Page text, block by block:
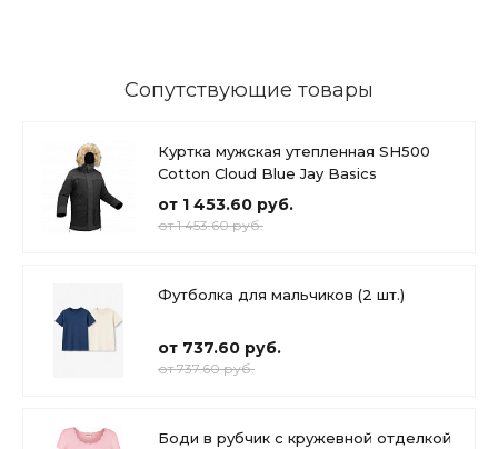
Сопутствующие товары
Куртка мужская утепленная SH500
Cotton Cloud Blue Jay Basics
от 1 453.60 руб.
от 1 453.60 руб.
Футболка для мальчиков (2 шт.)
от 737.60 руб.
от 737.60 руб.
Боди в рубчик с кружевной отделкой